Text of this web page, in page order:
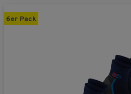
6er Pack